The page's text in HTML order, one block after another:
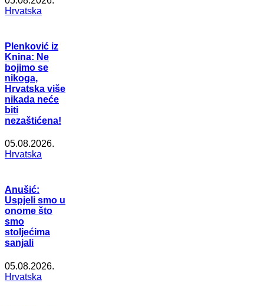
Hrvatska
Plenković iz
Knina: Ne
bojimo se
nikoga,
Hrvatska više
nikada neće
biti
nezaštićena!
05.08.2026.
Hrvatska
Anušić:
Uspjeli smo u
onome što
smo
stoljećima
sanjali
05.08.2026.
Hrvatska